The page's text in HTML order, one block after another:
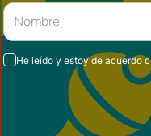
He leído y estoy de acuerdo